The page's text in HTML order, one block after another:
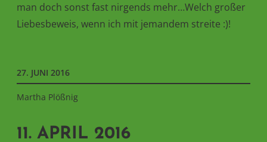
man doch sonst fast nirgends mehr…Welch großer
Liebesbeweis, wenn ich mit jemandem streite :)!
27. JUNI 2016
Martha Plößnig
11. APRIL 2016